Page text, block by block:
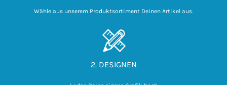
Wähle aus unserem Produktsortiment Deinen Artikel aus.
2. DESIGNEN